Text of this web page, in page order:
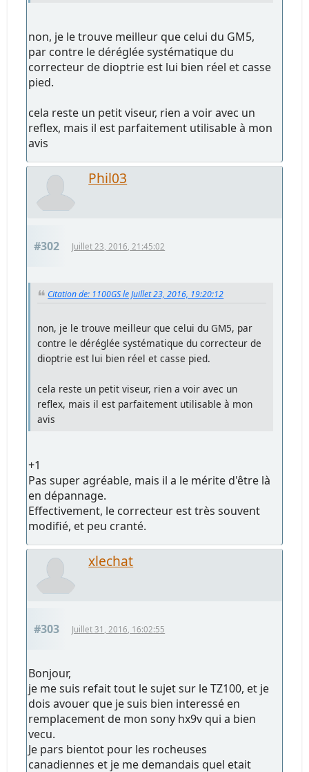
non, je le trouve meilleur que celui du GM5,
par contre le déréglée systématique du
correcteur de dioptrie est lui bien réel et casse
pied.
cela reste un petit viseur, rien a voir avec un
reflex, mais il est parfaitement utilisable à mon
avis
Phil03
#302 Juillet 23, 2016, 21:45:02
Citation de: 1100GS le Juillet 23, 2016, 19:20:12
non, je le trouve meilleur que celui du GM5, par
contre le déréglée systématique du correcteur de
dioptrie est lui bien réel et casse pied.
cela reste un petit viseur, rien a voir avec un
reflex, mais il est parfaitement utilisable à mon
avis
+1
Pas super agréable, mais il a le mérite d'être là
en dépannage.
Effectivement, le correcteur est très souvent
modifié, et peu cranté.
xlechat
#303 Juillet 31, 2016, 16:02:55
Bonjour,
je me suis refait tout le sujet sur le TZ100, et je
dois avouer que je suis bien interessé en
remplacement de mon sony hx9v qui a bien
vecu.
Je pars bientot pour les rocheuses
canadiennes et je me demandais quel etait